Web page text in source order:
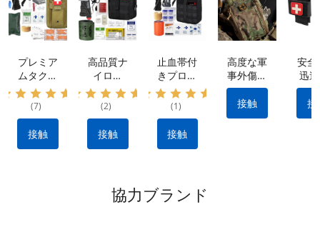
プレミア
ムタクテ
ィカルキ
ット: 防
水ナイロ
ン素材、
ポータブ
(7)
接触
高品質ナ
イロン
IFAK タ
クティカ
ル キッ
ト: 出血
を止める
のタクテ
(2)
接触
止血帯付
きプロ仕
様外傷応
急処置キ
ット：出
血を抑え
る耐久性
タクティ
カルギア
(1)
接触
高度な軍
事外傷キ
ット: 防
水素材 |
クイック
接触
安全
迅
率的
血
ため
接
協力ブランド